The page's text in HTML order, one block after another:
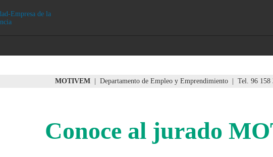
MOTIVEM | Departamento de Empleo y Emprendimiento | Tel. 96 158
Conoce al jurado